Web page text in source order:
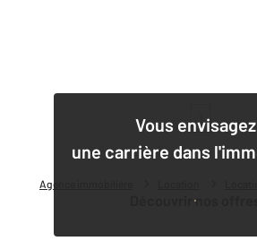
Agence immobilière
Vous envisagez
une carrière dans
Découvrir nos offres
1